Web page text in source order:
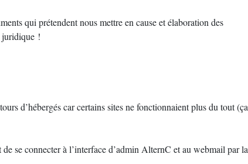
qui prétendent nous mettre en cause et élaboration des
juridique !
d’hébergés car certains sites ne fonctionnaient plus du tout (ça
se connecter à l’interface d’admin AlternC et au webmail par la